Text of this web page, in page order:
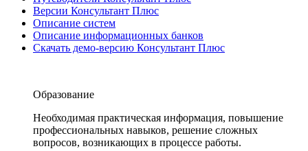
Версии Консультант Плюс
Описание систем
Описание информационных банков
Скачать демо-версию Консультант Плюс
Образование
Необходимая практическая информация, повышение
профессиональных навыков, решение сложных
вопросов, возникающих в процессе работы.